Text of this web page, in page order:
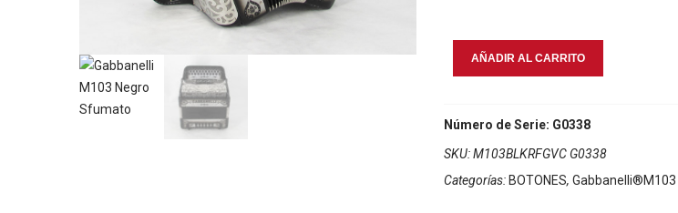
Gabbanelli
AÑADIR AL CARRITO
Número de Serie: G0338
SKU:M103BLKRFGVC G0338
Categorías: BOTONES,